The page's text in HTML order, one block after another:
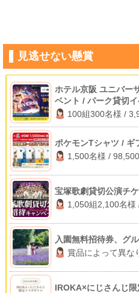
見逃せない懸賞
ホテル京阪 ユニバー
ベント / パーク貸切
ック100組300名様 /
ポケモンTシャツ / ギ
1,500名様 /
宝塚歌劇貸切公演チ
1,050組2,100名様
入園無料招待券、グ
賞品によって異な
IROKA×にじさんじ